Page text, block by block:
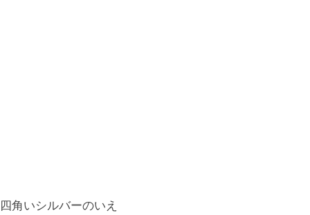
四角いシルバーのいえ